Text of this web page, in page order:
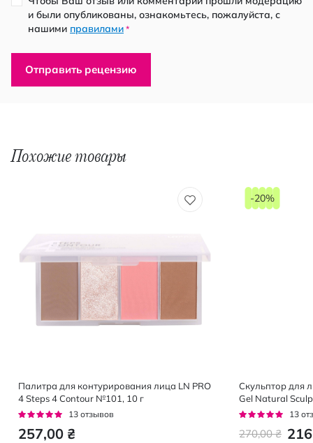
и были опубликованы, ознакомьтесь, пожалуйста, с
нашими правилами *
Отправить рецензию
Похожие товары
Палитра для контурирования лица LN PRO
4 Steps 4 Contour №101, 10 г
Рейтинг:
13 отзывов
257,00 ₴
Скульптор для
Gel Natural
оттенок 105, 15
Рейтинг:
13
270,00 ₴
-20%